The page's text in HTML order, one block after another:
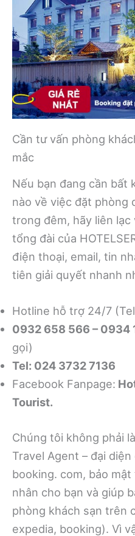
Cần tư vấn phòng
mắc
Nếu bạn đang cần bất
nào về việc đặt phòng
trong đêm, hãy liên
tổng đài của
điện thoại, email, tin
tiên giải quyết nhanh
Hotline hỗ trợ 24/7
0932 658 566 – 0934
gọi)
Tel: 024 3732 7136
Facebook Fanpage:
Tourist.
Chúng tôi không phải
Travel Agent – đại
booking. com, bảo
nhân cho bạn và giúp
phòng khách sạn trên
expedia, booking). Vì